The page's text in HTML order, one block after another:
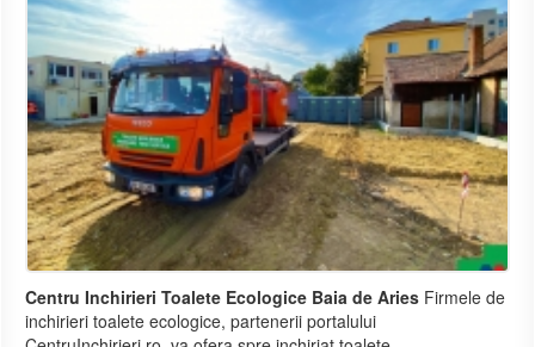
Centru Inchirieri Toalete Ecologice Baia de Aries Firmele de
inchirieri toalete ecologice, partenerii portalului